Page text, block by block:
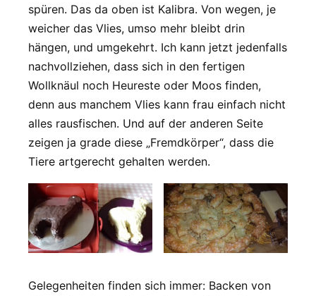
spüren. Das da oben ist Kalibra. Von wegen, je
weicher das Vlies, umso mehr bleibt drin
hängen, und umgekehrt. Ich kann jetzt jedenfalls
nachvollziehen, dass sich in den fertigen
Wollknäul noch Heureste oder Moos finden,
denn aus manchem Vlies kann frau einfach nicht
alles rausfischen. Und auf der anderen Seite
zeigen ja grade diese „Fremdkörper“, dass die
Tiere artgerecht gehalten werden.
Gelegenheiten finden sich immer: Backen von